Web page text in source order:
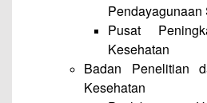
Pendayagunaan
Pusat
Kesehatan
Badan Penelitian
Kesehatan